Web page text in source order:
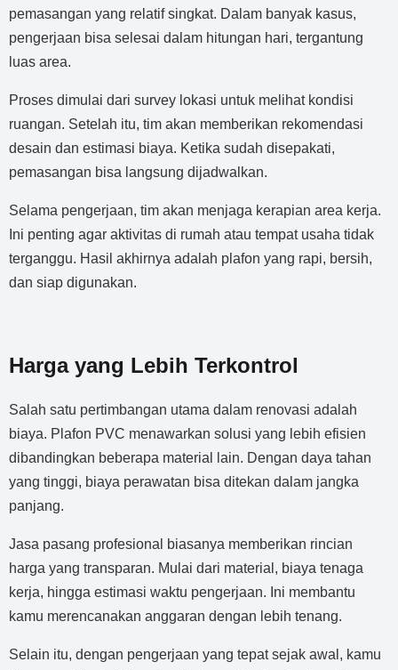
pemasangan yang relatif singkat. Dalam banyak kasus,
pengerjaan bisa selesai dalam hitungan hari, tergantung
luas area.
Proses dimulai dari survey lokasi untuk melihat kondisi
ruangan. Setelah itu, tim akan memberikan rekomendasi
desain dan estimasi biaya. Ketika sudah disepakati,
pemasangan bisa langsung dijadwalkan.
Selama pengerjaan, tim akan menjaga kerapian area kerja.
Ini penting agar aktivitas di rumah atau tempat usaha tidak
terganggu. Hasil akhirnya adalah plafon yang rapi, bersih,
dan siap digunakan.
Harga yang Lebih Terkontrol
Salah satu pertimbangan utama dalam renovasi adalah
biaya. Plafon PVC menawarkan solusi yang lebih efisien
dibandingkan beberapa material lain. Dengan daya tahan
yang tinggi, biaya perawatan bisa ditekan dalam jangka
panjang.
Jasa pasang profesional biasanya memberikan rincian
harga yang transparan. Mulai dari material, biaya tenaga
kerja, hingga estimasi waktu pengerjaan. Ini membantu
kamu merencanakan anggaran dengan lebih tenang.
Selain itu, dengan pengerjaan yang tepat sejak awal, kamu